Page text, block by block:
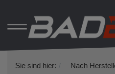
Sie sind hier: Nach